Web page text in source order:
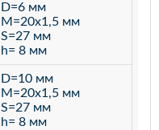
D=6 мм
M=20х1,5 мм
S=27 мм
h= 8 мм
D=10 мм
M=20х1,5 мм
S=27 мм
h= 8 мм